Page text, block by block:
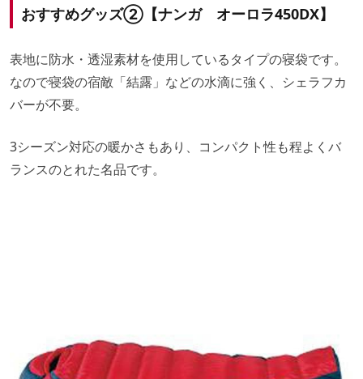
おすすめグッズ②【ナンガ オーロラ450DX】
表地に防水・透湿素材を使用しているタイプの寝袋です。
なので寝袋の宿敵「結露」などの水滴に強く、シェラフカ
バーが不要。
3シーズン対応の暖かさもあり、コンパクト性も程よくバ
ランスのとれた名品です。